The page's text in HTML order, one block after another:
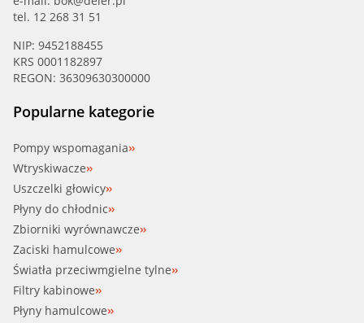
tel. 12 268 31 51
NIP: 9452188455
KRS 0001182897
REGON: 36309630300000
Popularne kategorie
Pompy wspomagania
Wtryskiwacze
Uszczelki głowicy
Płyny do chłodnic
Zbiorniki wyrównawcze
Zaciski hamulcowe
Światła przeciwmgielne tylne
Filtry kabinowe
Płyny hamulcowe